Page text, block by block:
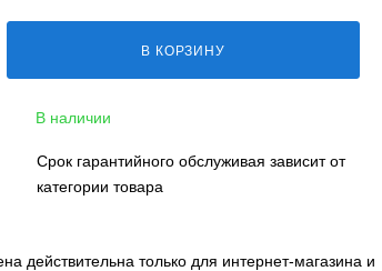
В КОРЗИНУ
В наличии
Срок гарантийного обслуживая зависит от
категории товара
действительна только для интернет-магазина и